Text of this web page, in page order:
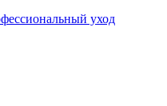
уход